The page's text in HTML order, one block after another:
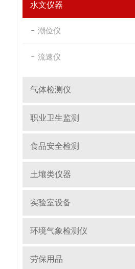
水文仪器
潮位仪
流速仪
气体检测仪
职业卫生监测
食品安全检测
土壤类仪器
实验室设备
环境气象检测仪
劳保用品